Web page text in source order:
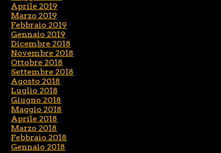
Aprile 2019
Marzo 2019
Febbraio 2019
Gennaio 2019
Dicembre 2018
Novembre 2018
Ottobre 2018
Settembre 2018
Agosto 2018
Luglio 2018
Giugno 2018
Maggio 2018
Aprile 2018
Marzo 2018
Febbraio 2018
Gennaio 2018